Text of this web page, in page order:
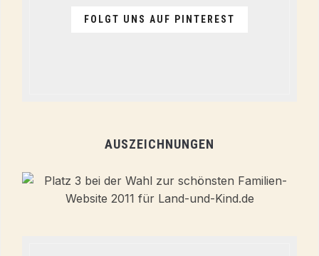
FOLGT UNS AUF PINTEREST
AUSZEICHNUNGEN